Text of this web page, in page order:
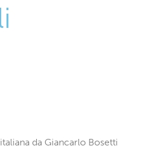
da Giancarlo Bosetti